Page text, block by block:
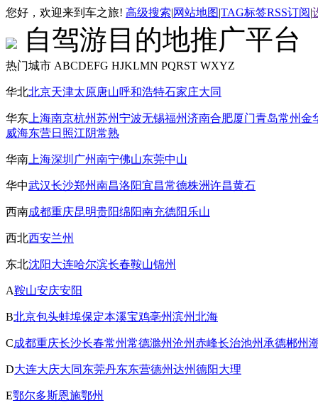
您好，欢迎来到车之旅! 高级搜索|网站地图|TAG标签RSS订阅|
自驾游目的地推广平台
热门城市 ABCDEFG HJKLMN PQRST WXYZ
华北北京天津太原唐山呼和浩特石家庄大同
华东 上海南京杭州苏州宁波无锡福州济南合肥厦门青岛常州金
威海东营日照江阴常熟
华南 上海深圳 广州南宁佛山东莞中山
华中武汉长沙郑州南昌洛阳宜昌常德株洲许昌黄石
西南成都重庆昆明贵阳绵阳南充德阳 乐山
西北西安兰州
东北沈阳大连哈尔滨长春鞍山锦州
A鞍山安庆安阳
B北京包头蚌埠保定本溪宝鸡亳州滨州北海
C成都重庆长沙长春常州常德滁州沧州赤峰长治池州 承德郴州
D大连大庆大同 东莞丹东东营德州达州德阳大理
E鄂尔多斯恩施鄂州